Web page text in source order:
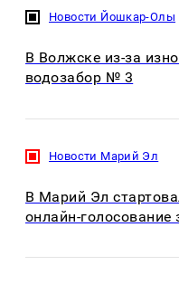
Новости Йошкар-Олы
В Волжске из-за
водозабор № 3
Новости Марий Эл
В Марий Эл
онлайн-